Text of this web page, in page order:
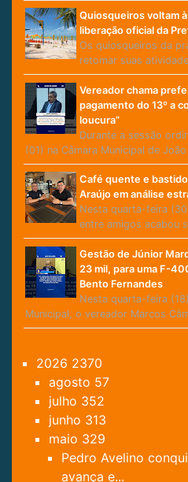
Quiosqueiros voltam
liberação oficial da
Os quiosqueiros da
retomar suas
Vereador chama
pagamento do 13º a
loucura”
Durante a sessão
(01) na Câmara Municipal de
Café quente e
Araújo em análise
Nesta quarta-feira
entre amigos acabou
Gestão de Júnior
23 mil, para uma F-
Bento Fernandes
Nesta quarta-feira
Municipal, o vereador Marcos
2026 2370
agosto 57
julho 352
junho 313
maio 329
Pedro Avelino
avança e...